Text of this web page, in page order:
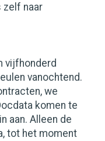
zelf naar
vijfhonderd
vanochtend.
we
komen te
aan. Alleen de
tot het moment